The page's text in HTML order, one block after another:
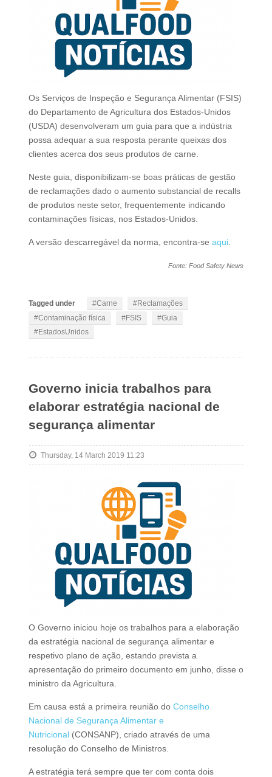
Os Serviços de Inspeção e Segurança Alimentar (FSIS)
do Departamento de Agricultura dos Estados-Unidos
(USDA) desenvolveram um guia para que a indústria
possa adequar a sua resposta perante queixas dos
clientes acerca dos seus produtos de carne.
Neste guia, disponibilizam-se boas práticas de gestão
de reclamações dado o aumento substancial de recalls
de produtos neste setor, frequentemente indicando
contaminações físicas, nos Estados-Unidos.
A versão descarregável da norma, encontra-se aqui.
Fonte: Food Safety News
Tagged under Carne
Reclamações
Contaminação física
FSIS
Guia
EstadosUnidos
Governo inicia trabalhos para
elaborar estratégia nacional de
segurança alimentar
Thursday, 14 March 2019 11:23
O Governo iniciou hoje os trabalhos para a elaboração
da estratégia nacional de segurança alimentar e
respetivo plano de ação, estando prevista a
apresentação do primeiro documento em junho, disse o
ministro da Agricultura.
Em causa está a primeira reunião do Conselho
Nacional de Segurança Alimentar e
Nutricional (CONSANP), criado através de uma
resolução do Conselho de Ministros.
A estratégia terá sempre que ter com conta dois